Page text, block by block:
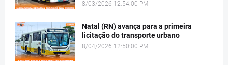
8/03/2026 12:54:00 PM
Natal (RN) avança para a primeira
licitação do transporte urbano
8/04/2026 12:50:00 PM